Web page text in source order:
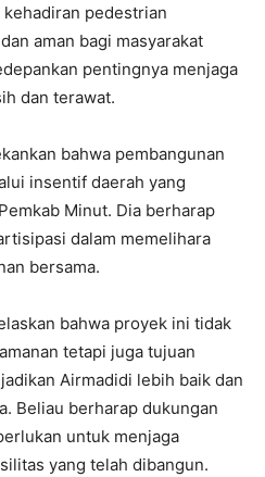
pedestrian
aman bagi masyarakat
pentingnya menjaga
dan terawat.
bahwa pembangunan
insentif daerah yang
Minut. Dia berharap
dalam memelihara
bersama.
bahwa proyek ini tidak
tetapi juga tujuan
Airmadidi lebih baik dan
Beliau berharap dukungan
untuk menjaga
yang telah dibangun.